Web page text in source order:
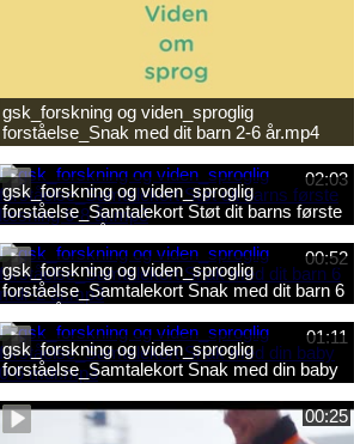
gsk_forskning og viden_sproglig
forståelse_Snak med dit barn 2-6 år.mp4
02:03
gsk_forskning og viden_sproglig
forståelse_Samtalekort Støt dit barns første
læsning 6-8 år.mp3
00:52
gsk_forskning og viden_sproglig
forståelse_Samtalekort Snak med dit barn 6
mdr-2 år.mp3
01:11
gsk_forskning og viden_sproglig
forståelse_Samtalekort Snak med din baby
0-6 mdr.mp3
00:25